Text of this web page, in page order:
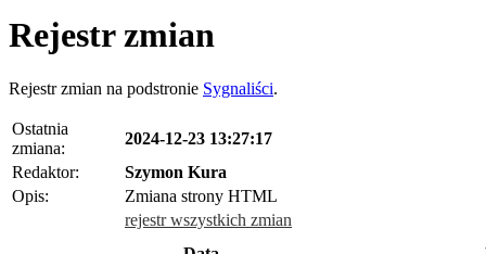
Rejestr zmian
Rejestr zmian na podstronie Sygnaliści.
Ostatnia
zmiana:
2024-12-23 13:27:17
Redaktor:
Szymon Kura
Opis:
Zmiana strony HTML
rejestr wszystkich zmian